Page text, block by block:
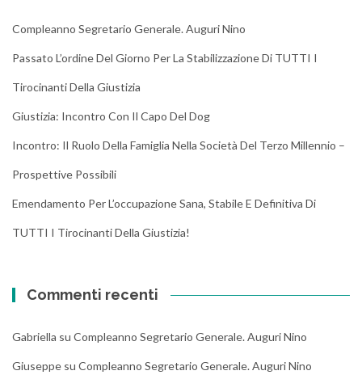
Compleanno Segretario Generale. Auguri Nino
Passato L’ordine Del Giorno Per La Stabilizzazione Di TUTTI I
Tirocinanti Della Giustizia
Giustizia: Incontro Con Il Capo Del Dog
Incontro: Il Ruolo Della Famiglia Nella Società Del Terzo Millennio –
Prospettive Possibili
Emendamento Per L’occupazione Sana, Stabile E Definitiva Di
TUTTI I Tirocinanti Della Giustizia!
Commenti recenti
Gabriella su Compleanno Segretario Generale. Auguri Nino
Giuseppe su Compleanno Segretario Generale. Auguri Nino